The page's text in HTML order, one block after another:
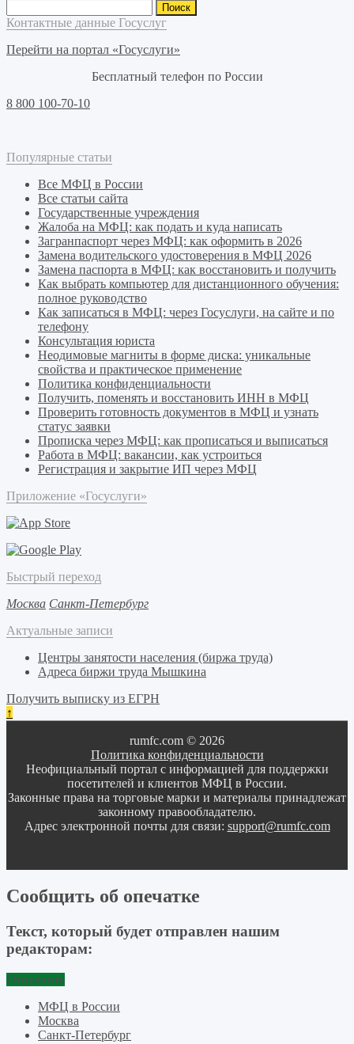
Контактные данные Госуслуг
Перейти на портал «Госуслуги»
Бесплатный телефон по России
8 800 100-70-10
Популярные статьи
Все МФЦ в России
Все статьи сайта
Государственные учреждения
Жалоба на МФЦ: как подать и куда написать
Загранпаспорт через МФЦ: как оформить в 2026
Замена водительского удостоверения в МФЦ 2026
Замена паспорта в МФЦ: как восстановить и получить
Как выбрать компьютер для дистанционного обучения:
полное руководство
Как записаться в МФЦ: через Госуслуги, на сайте и по
телефону
Консультация юриста
Неодимовые магниты в форме диска: уникальные
свойства и практическое применение
Политика конфиденциальности
Получить, поменять и восстановить ИНН в МФЦ
Проверить готовность документов в МФЦ и узнать
статус заявки
Прописка через МФЦ: как прописаться и выписаться
Работа в МФЦ: вакансии, как устроиться
Регистрация и закрытие ИП через МФЦ
Приложение «Госуслуги»
Быстрый переход
Москва Санкт-Петербург
Актуальные записи
Центры занятости населения (биржа труда)
Адреса биржи труда Мышкина
Получить выписку из ЕГРН
↑
rumfc.com © 2026
Политика конфиденциальности
Неофициальный портал с информацией для поддержки
посетителей и клиентов МФЦ в России.
Законные права на торговые марки и материалы принадлежат
законному правообладателю.
Адрес электронной почты для связи: support@rumfc.com
Сообщить об опечатке
Текст, который будет отправлен нашим
редакторам:
Отправить
МФЦ в России
Москва
Санкт-Петербург